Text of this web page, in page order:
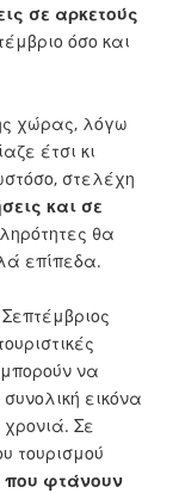
σε αρκετούς
όσο και
χώρας, λόγω
έτσι κι
στελέχη
και σε
θα
επίπεδα.
να
εικόνα
Σε
τουρισμού
που φτάνουν